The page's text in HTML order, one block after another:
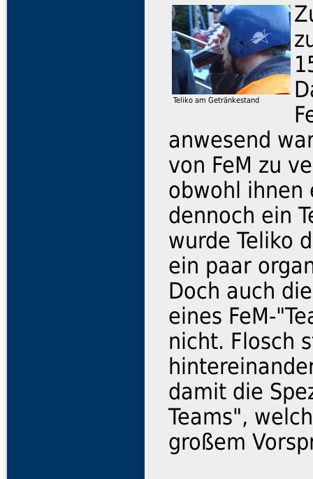
Teliko am Getränkestand
anwesend
von FeM zu
obwohl ihnen
dennoch ein
wurde Teliko
ein paar
Doch auch
eines FeM-
nicht. Flosch
damit die
Teams",
großem